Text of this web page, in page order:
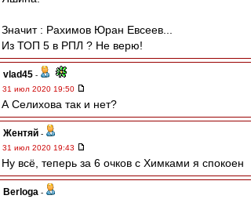
Значит : Рахимов Юран Евсеев...
Из ТОП 5 в РПЛ ? Не верю!
vlad45 -
31 июл 2020 19:50
А Селихова так и нет?
Жентяй -
31 июл 2020 19:43
Ну всё, теперь за 6 очков с Химками я спокоен
Berloga -